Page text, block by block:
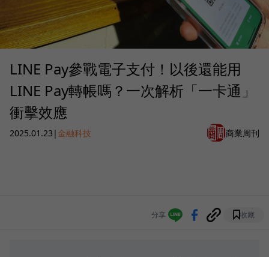
LINE Pay參戰電子支付！以後還能用
LINE Pay轉帳嗎？一次解析「一卡通」
衝擊效應
2025.01.23 |金融科技 商業周刊
分享 收藏